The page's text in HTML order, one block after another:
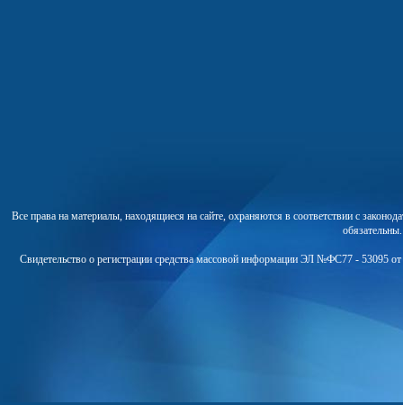
Все права на материалы, находящиеся на сайте, охраняются в соответствии с
Свидетельство о регистрации средства массовой информации ЭЛ №ФС77 - 53095